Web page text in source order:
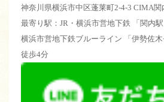
神奈川県横浜市中区蓬莱町2-4-3 CIMA関
最寄り駅：JR・横浜市営地下鉄 「関内
横浜市営地下鉄ブルーライン 「伊勢佐
徒歩4分